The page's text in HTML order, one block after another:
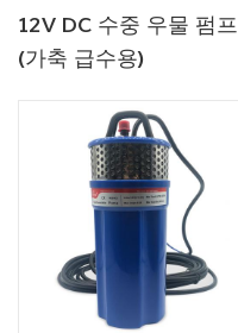
12V DC 수중 우물 펌프
(가축 급수용)